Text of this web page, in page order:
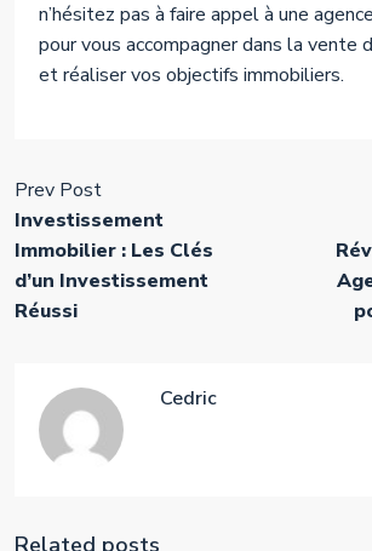
n’hésitez pas à faire appel à une
pour vous accompagner dans la vente
et réaliser vos objectifs immobiliers.
Prev Post
Investissement
Immobilier : Les Clés
d’un Investissement
Réussi
Cedric
Related posts